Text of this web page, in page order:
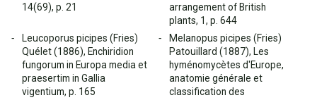
14(69), p. 21
arrangement of British
plants, 1, p. 644
Leucoporus picipes (Fries)
Quélet (1886), Enchiridion
fungorum in Europa media et
praesertim in Gallia
vigentium, p. 165
Melanopus picipes (Fries)
Patouillard (1887), Les
hyménomycètes d'Europe,
anatomie générale et
classification des